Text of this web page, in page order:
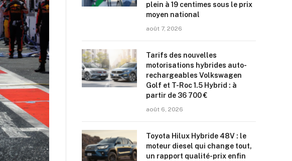
plein à 19 centimes sous le prix
moyen national
août 7, 2026
Tarifs des nouvelles
motorisations hybrides auto-
rechargeables Volkswagen
Golf et T-Roc 1.5 Hybrid : à
partir de 36 700 €
août 6, 2026
Toyota Hilux Hybride 48V : le
moteur diesel qui change tout,
un rapport qualité-prix enfin